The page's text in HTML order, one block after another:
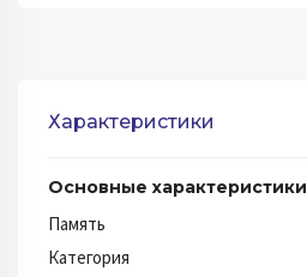
Характеристики
Основные характеристики
Память
Категория